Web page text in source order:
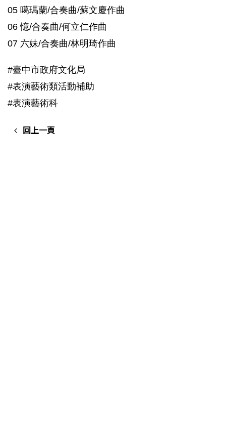
05 噶瑪蘭/合奏曲/蘇文慶作曲
06 憶/合奏曲/何立仁作曲
07 六妹/合奏曲/林明琦作曲
#臺中市政府文化局
#表演藝術類活動補助
#表演藝術科
回上一頁